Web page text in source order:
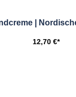
|
12,70 €*